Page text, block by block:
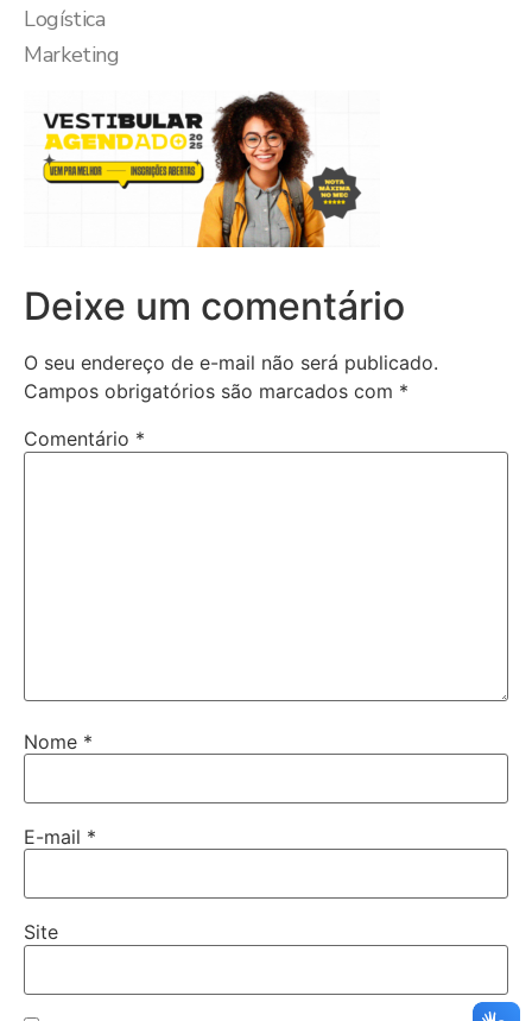
Logística
Marketing
Deixe um comentário
O seu endereço de e-mail não será publicado.
Campos obrigatórios são marcados com *
Comentário *
Nome *
E-mail *
Site